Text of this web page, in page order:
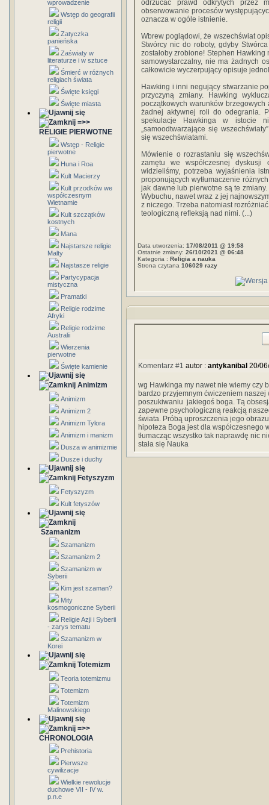
wprowadzenie
Wstęp do geografii
religii
Zatyczka
panieńska
Zaświaty w
literaturze i w sztuce
Śmierć w różnych
religiach świata
Święte księgi
Święte miasta
=>>
RELIGIE PIERWOTNE
Wstęp - Religie
pierwotne
Huna i Roa
Kult Macierzy
Kult przodków we
współczesnym
Wietnamie
Kult szczątków
kostnych
Mana
Najstarsze religie
Malty
Najstasze religie
Partycypacja
mistyczna
Pramatki
Religie rodzime
Afryki
Religie rodzime
Australii
Wierzenia
pierwotne
Święte kamienie
Animizm
Animizm
Animizm 2
Animizm Tylora
Animizm i manizm
Dusza w animizmie
Dusze i duchy
Fetyszyzm
Fetyszyzm
Kult fetyszów
Szamanizm
Szamanizm
Szamanizm 2
Szamanizm w
Syberii
Kim jest szaman?
Mity
kosmogoniczne Syberii
Religie Azji i Syberii
- zarys tematu
Szamanizm w
Korei
Totemizm
Teoria totemizmu
Totemizm
Totemizm
Malinowskiego
=>>
CHRONOLOGIA
Prehistoria
Pierwsze
cywilizacje
Wielkie rewolucje
duchowe VII - IV w.
p.n.e
odrzucać prawd odkrytych przez
obserwowanie procesów
oznacza w ogóle istnienie.
Wbrew poglądowi, że wszechświat
Stwórcy nic do roboty, gdyby
zostałoby zrobione! Stephen Hawking
samowystarczalny, nie ma żadnych
całkowicie wyczerpujący opisuje
Hawking i inni negujący stwarzanie
przyczyną zmiany. Hawking
początkowych warunków
żadnej aktywnej roli do odegrania.
spekulacje Hawkinga w istocie
„samoodtwarzające się
się wszechświatami.
Mówienie o rozrastaniu się
zamętu we współczesnej
widzieliśmy, potrzeba wyjaśnienia
proponujących wytłumaczenie
jak dawne lub pierwotne są te
Wybuchu, nawet wraz z jej
z niczego. Trzeba natomiast
teologiczną reﬂeksją nad nimi. (...)
Data utworzenia: 17/08/2011 @ 19:58
Ostatnie zmiany: 26/10/2021 @ 06:48
Kategoria : Religia a nauka
Strona czytana 106029 razy
Komentarz #1 autor : antykanibal 20/
wg Hawkinga my nawet nie wiemy czy
bardzo przyjemnym ćwiczeniem
poszukiwaniu jakiegoś boga. Tą
zapewne psychologiczną reakcją
świata. Próbą uproszczenia jego
hipoteza Boga jest dla współczesnego
tłumacząc wszystko tak naprawdę nic
stała się Nauka